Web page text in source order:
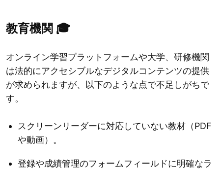
教育機関 🎓
オンライン学習プラットフォームや大学、研修機関
は法的にアクセシブルなデジタルコンテンツの提供
が求められますが、以下のような点で不足しがちで
す。
スクリーンリーダーに対応していない教材（PDF
や動画）。
登録や成績管理のフォームフィールドに明確なラ